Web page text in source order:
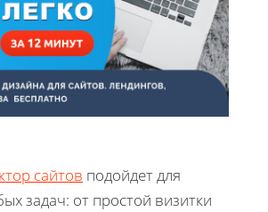
сайтов подойдет для
задач: от простой визитки